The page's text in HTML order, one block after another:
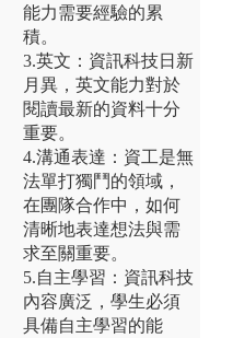
能力需要經驗的累
積。
3.英文：資訊科技日新
月異，英文能力對於
閱讀最新的資料十分
重要。
4.溝通表達：資工是無
法單打獨鬥的領域，
在團隊合作中，如何
清晰地表達想法與需
求至關重要。
5.自主學習：資訊科技
內容廣泛，學生必須
具備自主學習的能